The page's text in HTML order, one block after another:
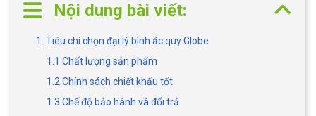
Nội dung bài viết:
1. Tiêu chí chọn đại lý bình ắc quy Globe
1.1 Chất lượng sản phẩm
1.2 Chính sách chiết khấu tốt
1.3 Chế độ bảo hành và đổi trả